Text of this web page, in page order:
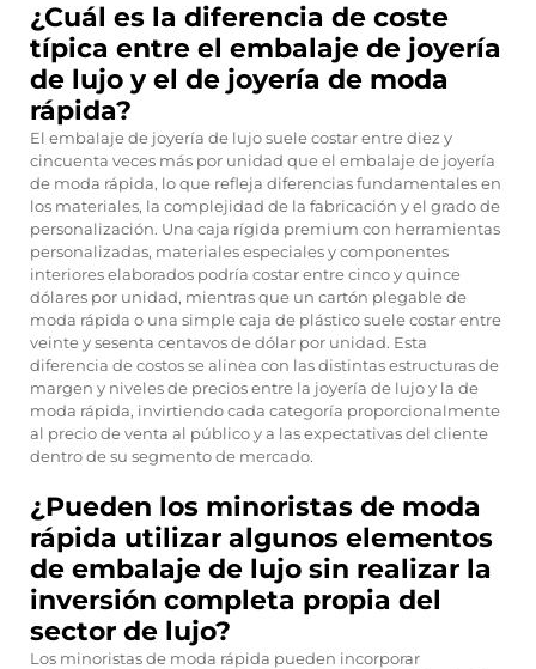
¿Cuál es la diferencia de coste
típica entre el embalaje de joyería
de lujo y el de joyería de moda
rápida?
El embalaje de joyería de lujo suele costar entre diez y
cincuenta veces más por unidad que el embalaje de joyería
de moda rápida, lo que refleja diferencias fundamentales en
los materiales, la complejidad de la fabricación y el grado de
personalización. Una caja rígida premium con herramientas
personalizadas, materiales especiales y componentes
interiores elaborados podría costar entre cinco y quince
dólares por unidad, mientras que un cartón plegable de
moda rápida o una simple caja de plástico suele costar entre
veinte y sesenta centavos de dólar por unidad. Esta
diferencia de costos se alinea con las distintas estructuras de
margen y niveles de precios entre la joyería de lujo y la de
moda rápida, invirtiendo cada categoría proporcionalmente
al precio de venta al público y a las expectativas del cliente
dentro de su segmento de mercado.
¿Pueden los minoristas de moda
rápida utilizar algunos elementos
de embalaje de lujo sin realizar la
inversión completa propia del
sector de lujo?
Los minoristas de moda rápida pueden incorporar